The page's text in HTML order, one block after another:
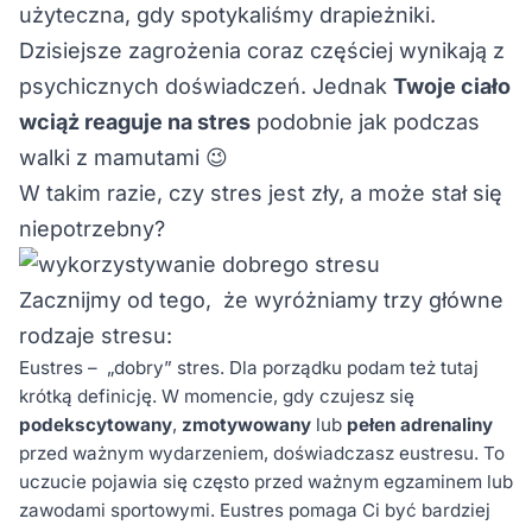
użyteczna, gdy spotykaliśmy drapieżniki.
Dzisiejsze zagrożenia coraz częściej wynikają z
psychicznych doświadczeń. Jednak Twoje ciało
wciąż reaguje na stres podobnie jak podczas
walki z mamutami 😉
W takim razie, czy stres jest zły, a może stał się
niepotrzebny?
Zacznijmy od tego, że wyróżniamy trzy główne
rodzaje stresu:
Eustres – „dobry” stres. Dla porządku podam też tutaj
krótką definicję. W momencie, gdy czujesz się
podekscytowany, zmotywowany lub pełen adrenaliny
przed ważnym wydarzeniem, doświadczasz eustresu. To
uczucie pojawia się często przed ważnym egzaminem lub
zawodami sportowymi. Eustres pomaga Ci być bardziej